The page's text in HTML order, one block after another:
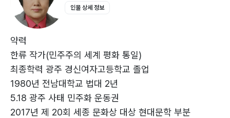
후기 인물 상세 정보
약력
한류 작가(민주주의 세계 평화 통일)
최종학력 광주 경신여자고등학교 졸업
1980년 전남대학교 법대 2년
5.18 광주 사태 민주화 운동권
2017년 제 20회 세종 문화상 대상 현대문학 부분